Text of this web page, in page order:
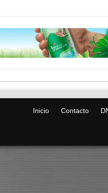
Inicio Contacto